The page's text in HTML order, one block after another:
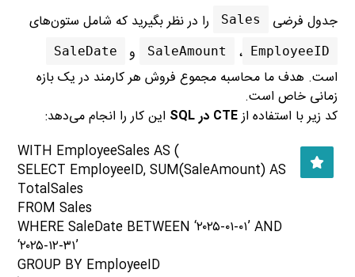
جدول فرضی Sales را در نظر بگیرید که شامل ستون‌های
EmployeeID ، SaleAmount و SaleDate
است. هدف ما محاسبه مجموع فروش هر کارمند در یک بازه
زمانی خاص است.
کد زیر با استفاده ازCTE در SQL
این کار را انجام می‌دهد:
WITH EmployeeSales AS (
SELECT EmployeeID, SUM(SaleAmount) AS
TotalSales
FROM Sales
WHERE SaleDate BETWEEN ‘۲۰۲۵-۰۱-۰۱’ AND
‘۲۰۲۵-۱۲-۳۱’
GROUP BY EmployeeID